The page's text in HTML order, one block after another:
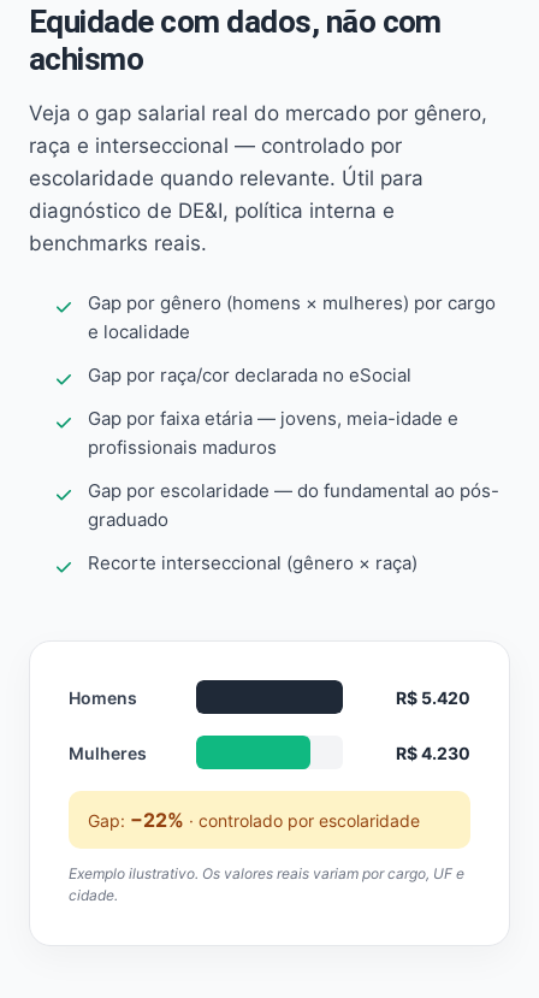
Equidade com dados, não com
achismo
Veja o gap salarial real do mercado por gênero,
raça e interseccional — controlado por
escolaridade quando relevante. Útil para
diagnóstico de DE&I, política interna e
benchmarks reais.
Gap por gênero (homens × mulheres) por cargo
e localidade
Gap por raça/cor declarada no eSocial
Gap por faixa etária — jovens, meia-idade e
profissionais maduros
Gap por escolaridade — do fundamental ao pós-
graduado
Recorte interseccional (gênero × raça)
Homens R$ 5.420
Mulheres R$ 4.230
Gap: −22% · controlado por escolaridade
Exemplo ilustrativo. Os valores reais variam por cargo, UF e
cidade.